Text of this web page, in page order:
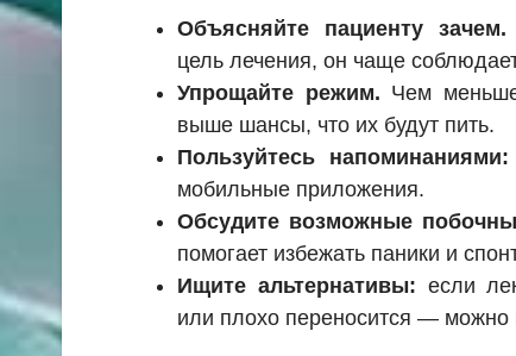
Объясняйте пациенту зачем.
цель лечения, он чаще
Упрощайте режим. Чем
выше шансы, что их будут пить.
Пользуйтесь напоминаниями:
мобильные приложения.
Обсудите возможные
помогает избежать паники и
Ищите альтернативы: если
или плохо переносится — можно